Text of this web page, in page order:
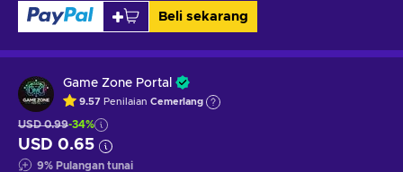
Beli sekarang
Game Zone Portal
9.57 Penilaian Cemerlang
USD 0.99-34%
USD 0.65
9% Pulangan tunai